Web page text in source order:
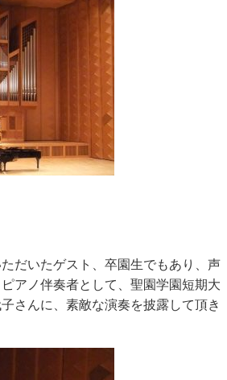
だいたゲスト、卒園生でもあり、声
アノ伴奏者として、聖園学園短期大
さんに、素敵な演奏を披露して頂き